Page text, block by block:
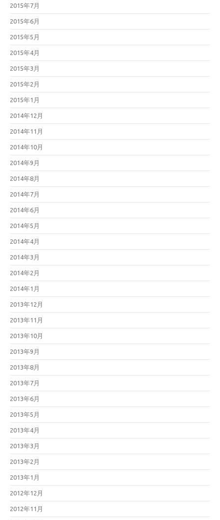
2015年7月
2015年6月
2015年5月
2015年4月
2015年3月
2015年2月
2015年1月
2014年12月
2014年11月
2014年10月
2014年9月
2014年8月
2014年7月
2014年6月
2014年5月
2014年4月
2014年3月
2014年2月
2014年1月
2013年12月
2013年11月
2013年10月
2013年9月
2013年8月
2013年7月
2013年6月
2013年5月
2013年4月
2013年3月
2013年2月
2013年1月
2012年12月
2012年11月